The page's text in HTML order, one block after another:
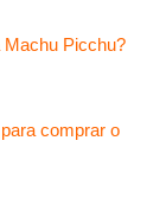
Machu Picchu?
comprar o